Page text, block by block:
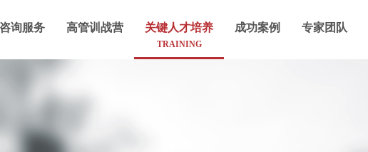
咨询服务 高管训战营 关键人才培养
TRAINING
成功案例 专家团队